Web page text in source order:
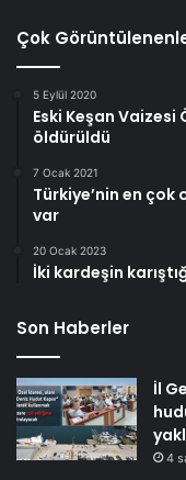
Çok
5 Eylül 2020
Eski Keşan
öldürüldü
7 Ocak 2021
Türkiye’nin en çok
var
20 Ocak 2023
İki kardeşin
Son Haberler
İl
4